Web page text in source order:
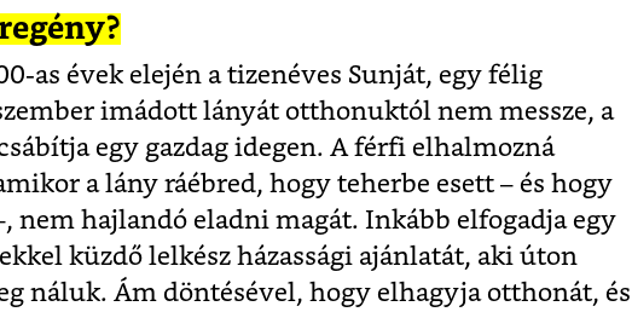
as évek elején a tizenéves Sunját, egy félig
imádott lányát otthonuktól nem messze, a
egy gazdag idegen. A férfi elhalmozná
a lány ráébred, hogy teherbe esett – és hogy
nem hajlandó eladni magát. Inkább elfogadja egy
küzdő lelkész házassági ajánlatát, aki úton
náluk. Ám döntésével, hogy elhagyja otthonát, és